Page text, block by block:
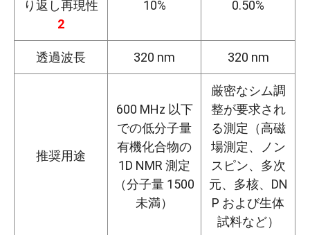
り返し再現性
2
10% 0.50%
透過波長 320 nm 320 nm
推奨用途
600 MHz 以下
での低分子量
有機化合物の
1D NMR 測定
（分子量 1500
未満）
厳密なシム調
整が要求され
る測定（高磁
場測定、ノン
スピン、多次
元、多核、DN
P および生体
試料など）